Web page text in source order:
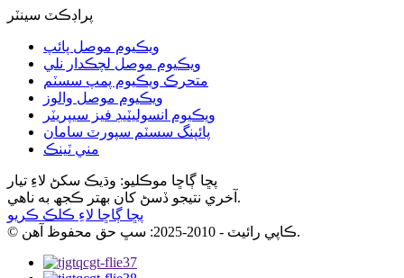
پراڊڪٽ سينٽر
ويڪيوم موصل پائپ
ويڪيوم موصل لچڪدار نلي
متحرڪ ويڪيوم پمپ سسٽم
ويڪيوم موصل والوز
ويڪيوم انسوليٽيڊ فيز سيپريٽر
پائپنگ سسٽم سپورٽ سامان
مني ٽينڪ
پڇا ڳاڇا موڪليو: وڌيڪ سکڻ لاءِ تيار
آخري نتيجو ڏسڻ کان بهتر ڪجھ به ناهي.
پڇا ڳاڇا لاءِ ڪلڪ ڪريو
© ڪاپي رائيٽ - 2010-2025: سڀ حق محفوظ آهن.